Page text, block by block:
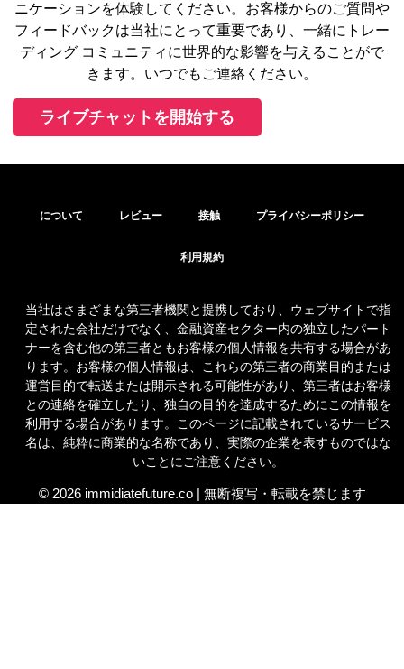
ニケーションを体験してください。お客様からのご質問や
フィードバックは当社にとって重要であり、一緒にトレー
ディング コミュニティに世界的な影響を与えることがで
きます。いつでもご連絡ください。
ライブチャットを開始する
について レビュー 接触 プライバシーポリシー
利用規約
当社はさまざまな第三者機関と提携しており、ウェブサイトで指
定された会社だけでなく、金融資産セクター内の独立したパート
ナーを含む他の第三者ともお客様の個人情報を共有する場合があ
ります。お客様の個人情報は、これらの第三者の商業目的または
運営目的で転送または開示される可能性があり、第三者はお客様
との連絡を確立したり、独自の目的を達成するためにこの情報を
利用する場合があります。このページに記載されているサービス
名は、純粋に商業的な名称であり、実際の企業を表すものではな
いことにご注意ください。
© 2026 immidiatefuture.co | 無断複写・転載を禁じます